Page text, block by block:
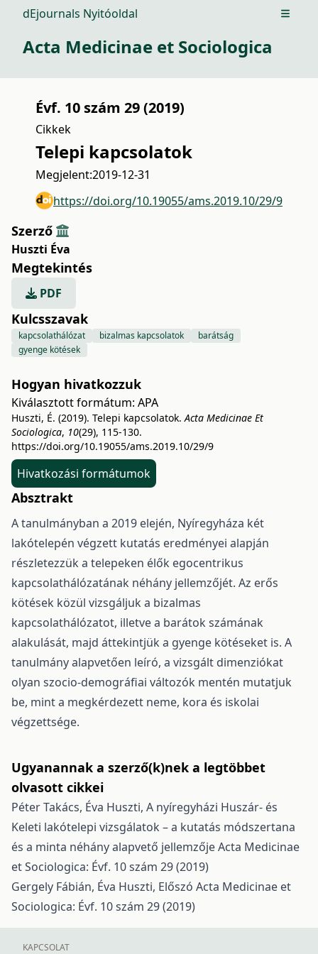
dEjournals Nyitóoldal Open
Acta Medicinae et Sociologica
Évf. 10 szám 29 (2019)
Cikkek
Telepi kapcsolatok
Megjelent:2019-12-31
https://doi.org/10.19055/ams.2019.10/29/9
Szerző
Huszti Éva
Megtekintés
PDF
Kulcsszavak
kapcsolathálózat bizalmas kapcsolatok
barátság
gyenge kötések
Hogyan hivatkozzuk
Kiválasztott formátum: APA
Huszti, É. (2019). Telepi kapcsolatok.Acta Medicinae Et
Sociologica, 10(29), 115-130.
https://doi.org/10.19055/ams.2019.10/29/9
Hivatkozási formátumok
Absztrakt
A tanulmányban a 2019 elején, Nyíregyháza két
lakótelepén végzett kutatás eredményei alapján
részletezzük a telepeken élők egocentrikus
kapcsolathálózatának néhány jellemzőjét. Az erős
kötések közül vizsgáljuk a bizalmas
kapcsolathálózatot, illetve a barátok számának
alakulását, majd áttekintjük a gyenge kötéseket is. A
tanulmány alapvetően leíró, a vizsgált dimenziókat
olyan szocio-demográfiai változók mentén mutatjuk
be, mint a megkérdezett neme, kora és iskolai
végzettsége.
Ugyanannak a szerző(k)nek a legtöbbet
olvasott cikkei
Péter Takács, Éva Huszti, A nyíregyházi Huszár- és
Keleti lakótelepi vizsgálatok – a kutatás módszertana
és a minta néhány alapvető jellemzőjeActa Medicinae
et Sociologica: Évf. 10 szám 29 (2019)
Gergely Fábián, Éva Huszti, Előszó Acta Medicinae et
Sociologica: Évf. 10 szám 29 (2019)
KAPCSOLAT